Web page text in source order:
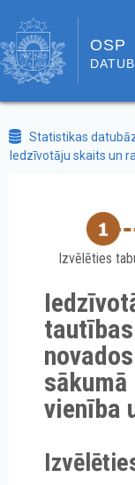
OSP
Statistikas
Iedzīvotāju skaits un
Izvēlēties
vienība